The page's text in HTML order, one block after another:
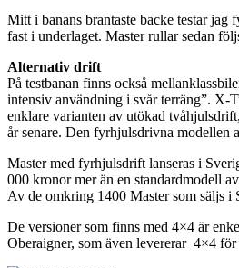
Mitt i banans brantaste backe testar jag
fast i underlaget. Master rullar sedan
Alternativ drift
På testbanan finns också
intensiv användning i svår terräng”. X-
enklare varianten av utökad
år senare. Den fyrhjulsdrivna modellen
Master med fyrhjulsdrift lanseras i
000 kronor mer än en standardmodell
Av de omkring 1400 Master som säljs i
De versioner som finns med 4×4 är
Oberaigner, som även levererar 4×4